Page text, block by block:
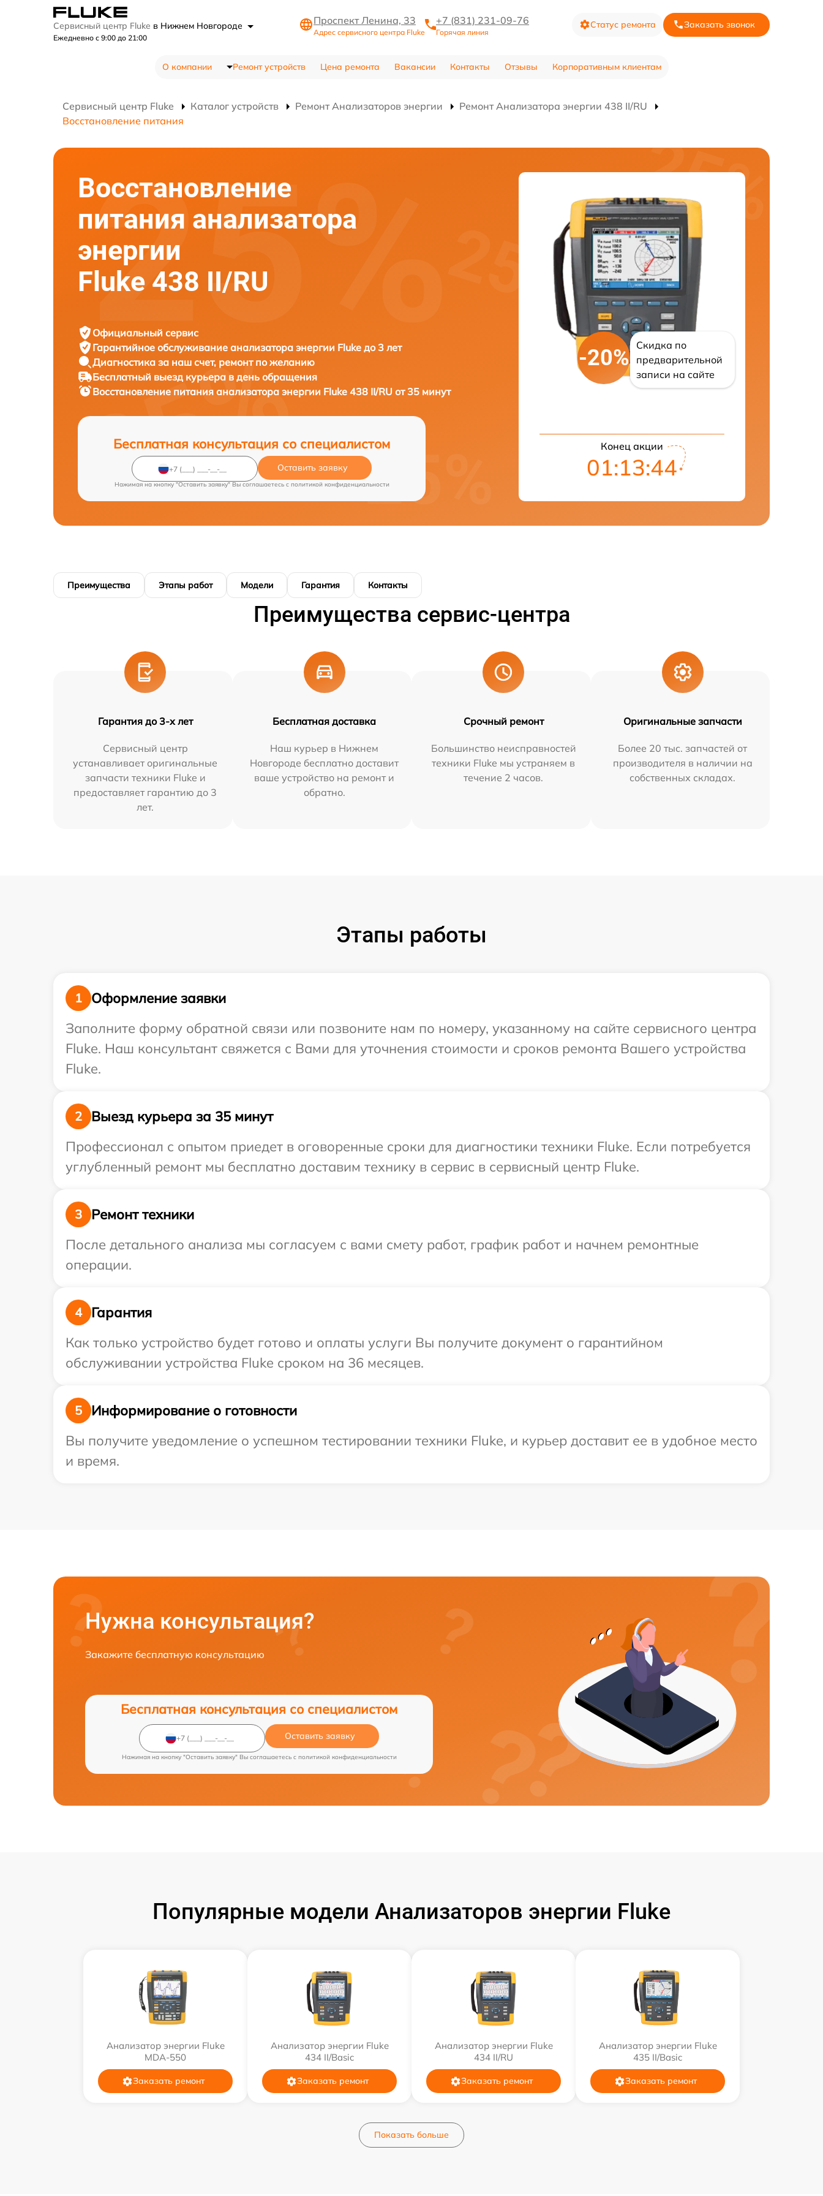
Сервисный центр Fluke в Нижнем Новгороде
Ежедневно с 9:00 до 21:00
Проспект Ленина, 33
Адрес сервисного центра Fluke
+7 (831) 231-09-76
Горячая линия
Статус ремонта Заказать звонок
О компании Ремонт устройств Цена ремонта Вакансии Контакты Отзывы Корпоративным клиентам
Сервисный центр Fluke Каталог устройств Ремонт Анализаторов энергии
Ремонт Анализатора энергии 438 II/RU
Восстановление питания
Восстановление
питания анализатора
энергии
Fluke 438 II/RU
Официальный сервис
Гарантийное обслуживание анализатора энергии Fluke до 3 лет
Диагностика за наш счет, ремонт по желанию
Бесплатный выезд курьера в день обращения
Восстановление питания анализатора энергии Fluke 438 II/RU от 35 минут
Бесплатная консультация со специалистом
Оставить заявку
Нажимая на кнопку "Оставить заявку" Вы соглашаетесь c политикой конфиденциальности
-20%
Скидка по
предварительной
записи на сайте
Конец акции
01:13:43
Преимущества Этапы работ Модели Гарантия Контакты
Преимущества сервис-центра
Гарантия до 3-х лет
Сервисный центр
устанавливает оригинальные
запчасти техники Fluke и
предоставляет гарантию до 3
лет.
Бесплатная доставка
Наш курьер в Нижнем
Новгороде бесплатно доставит
ваше устройство на ремонт и
обратно.
Срочный ремонт
Большинство неисправностей
техники Fluke мы устраняем в
течение 2 часов.
Оригинальные запчасти
Более 20 тыс. запчастей от
производителя в наличии на
собственных складах.
Этапы работы
1
Оформление заявки
Заполните форму обратной связи или позвоните нам по номеру, указанному на сайте сервисного центра
Fluke. Наш консультант свяжется с Вами для уточнения стоимости и сроков ремонта Вашего устройства
Fluke.
2
Выезд курьера за 35 минут
Профессионал с опытом приедет в оговоренные сроки для диагностики техники Fluke. Если потребуется
углубленный ремонт мы бесплатно доставим технику в сервис в сервисный центр Fluke.
3
Ремонт техники
После детального анализа мы согласуем с вами смету работ, график работ и начнем ремонтные
операции.
4
Гарантия
Как только устройство будет готово и оплаты услуги Вы получите документ о гарантийном
обслуживании устройства Fluke сроком на 36 месяцев.
5
Информирование о готовности
Вы получите уведомление о успешном тестировании техники Fluke, и курьер доставит ее в удобное место
и время.
Нужна консультация?
Закажите бесплатную консультацию
Бесплатная консультация со специалистом
Оставить заявку
Нажимая на кнопку "Оставить заявку" Вы соглашаетесь c политикой конфиденциальности
Популярные модели Анализаторов энергии Fluke
Анализатор энергии Fluke
MDA-550
Заказать ремонт
Анализатор энергии Fluke
434 II/Basic
Заказать ремонт
Анализатор энергии Fluke
434 II/RU
Заказать ремонт
Анализатор энергии Fluke
435 II/Basic
Заказать ремонт
Показать больше